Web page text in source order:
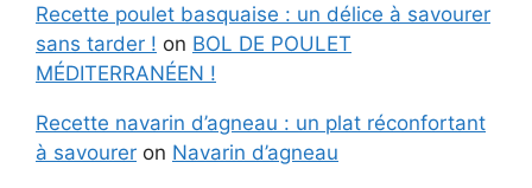
Recette poulet basquaise : un délice à savourer
sans tarder ! on BOL DE POULET
MÉDITERRANÉEN !
Recette navarin d’agneau : un plat réconfortant
à savourer on Navarin d’agneau